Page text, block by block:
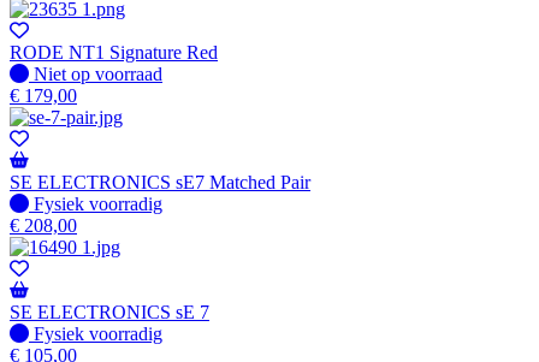
RODE NT1 Signature Red
Fysiek voorradig
Niet op voorraad
€ 179,00
SE ELECTRONICS sE7 Matched Pair
Fysiek voorradig
Fysiek voorradig
€ 208,00
SE ELECTRONICS sE 7
Fysiek voorradig
Fysiek voorradig
€ 105,00